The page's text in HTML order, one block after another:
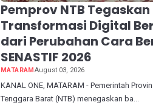
Pemprov NTB Tegaskan
Transformasi Digital
dari Perubahan Cara
SENASTIF 2026
MATARAMAugust 03, 2026
KANAL ONE, MATARAM - Pemerintah
Tenggara Barat (NTB) menegaskan ba...